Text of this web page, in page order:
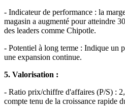
- Indicateur de performance : la
magasin a augmenté pour atteindre
des leaders comme Chipotle.
- Potentiel à long terme : Indique un
une expansion continue.
5. Valorisation :
- Ratio prix/chiffre d'affaires (P/S) :
compte tenu de la croissance rapide